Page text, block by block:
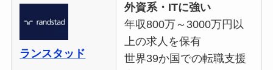
ランスタッド
外資系・ITに強い
年収800万～3000万円以
上の求人を保有
世界39か国での転職支援